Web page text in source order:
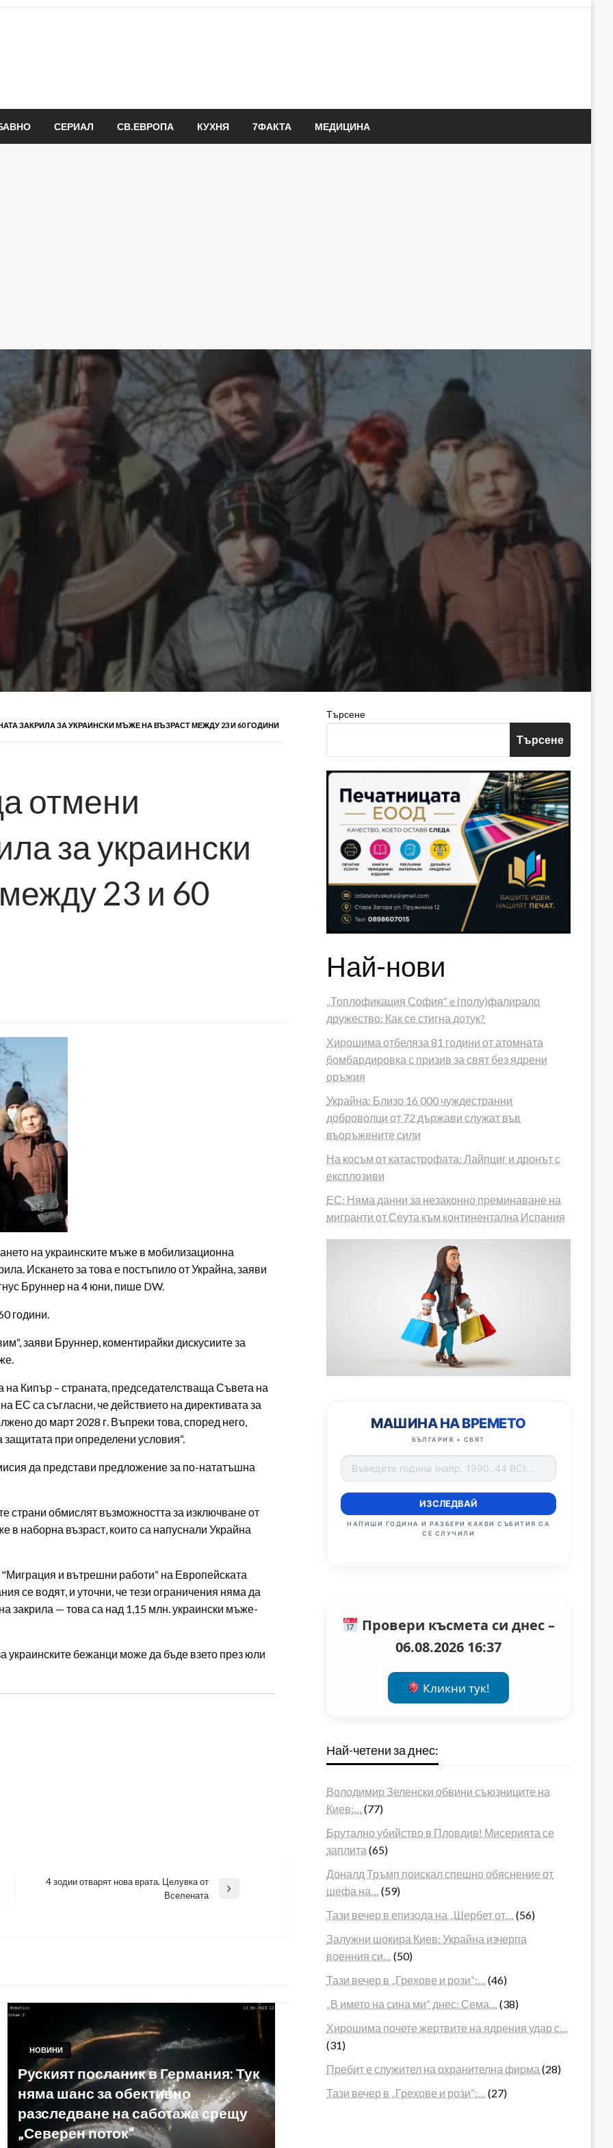
СЕРИАЛ СВ.ЕВРОПА КУХНЯ 7ФАКТА МЕДИЦИНА
ЗАКРИЛА ЗА УКРАИНСКИ МЪЖЕ НА ВЪЗРАСТ МЕЖДУ 23 И 60 ГОДИНИ
отмени
за украински
23 и 60
на украинските мъже в мобилизационна
Искането за това е постъпило от Украйна, заяви
Бруннер на 4 юни, пише DW.
години.
заяви Бруннер, коментирайки дискусиите за
Кипър – страната, председателстваща Съвета на
ЕС са съгласни, че действието на директивата за
до март 2028 г. Въпреки това, според него,
при определени условия“.
да представи предложение за по-нататъшна
страни обмислят възможността за изключване от
наборна възраст, които са напуснали Украйна
и вътрешни работи“ на Европейската
се водят, и уточни, че тези ограничения няма да
закрила — това са над 1,15 млн. украински мъже-
бежанци може да бъде взето през юли
4 зодии отварят нова врата. Целувка от
Вселената
НОВИНИ
Руският посланик в Германия: Тук
няма шанс за обективно
разследване на саботажа срещу
„Северен поток“
Търсене
Търсене
Най-нови
„Топлофикация София“ e (полу)фалирало
дружество: Как се стигна дотук?
Хирошима отбеляза 81 години от атомната
бомбардировка с призив за свят без ядрени
оръжия
Украйна: Близо 16 000 чуждестранни
доброволци от 72 държави служат във
въоръжените сили
На косъм от катастрофата: Лайпциг и дронът с
експлозиви
ЕС: Няма данни за незаконно преминаване на
мигранти от Сеута към континентална Испания
МАШИНА НА ВРЕМЕТО
БЪЛГАРИЯ + СВЯТ
ИЗСЛЕДВАЙ
НАПИШИ ГОДИНА И РАЗБЕРИ КАКВИ СЪБИТИЯ СА
СЕ СЛУЧИЛИ
Провери късмета си днес –
06.08.2026 16:37
Кликни тук!
Най-четени за днес:
Володимир Зеленски обвини съюзниците на
Киев:…
(77)
Брутално убийство в Пловдив! Мисерията се
заплита (65)
Доналд Тръмп поискал спешно обяснение от
шефа на…
(59)
Тази вечер в епизода на „Шербет от…
(56)
Залужни шокира Киев: Украйна изчерпа
военния си…
(50)
Тази вечер в „Грехове и рози“:…
(46)
„В името на сина ми“ днес: Сема…
(38)
Хирошима почете жертвите на ядрения удар с…
(31)
Пребит е служител на охранителна фирма (28)
Тази вечер в „Грехове и рози“:…
(27)